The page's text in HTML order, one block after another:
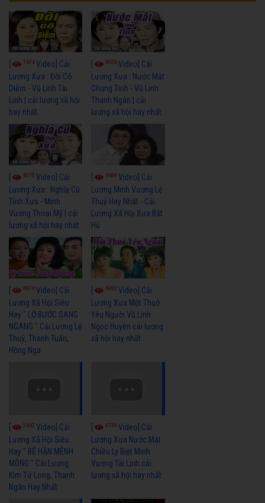
7674Video] Cải
Lương Xưa : Đời Cô
Diễm - Vũ Linh Tài
Linh | cải lương xã hội
hay nhất
6926Video] Cải
Lương Xưa : Nước Mắt
Chung Tình - Vũ Linh
Thanh Ngân | cải
lương xã hội hay nhất
6070 Video] Cải
Lương Xưa : Nghĩa Cũ
Tình Xưa - Minh
Vương Thoại Mỹ | cải
lương xã hội hay nhất
6688Video] Cải
Lương Minh Vương Lệ
Thuỷ Hay Nhất - Cải
Lương Xã Hội Xưa Bất
Hủ
6976Video] Cải
Lương Xã Hội Siêu
Hay " LỠ BƯỚC SANG
NGANG " Cải Lương Lệ
Thuỷ, Thanh Tuấn,
Hồng Nga
6392Video] Cải
Lương Xưa Một Thuở
Yêu Người Vũ Linh
Ngọc Huyền cải lương
xã hội hay nhất
5462 Video] Cải
Lương Xã Hội Siêu
Hay " BỂ HẬN MÊNH
MÔNG " Cải Lương
Kim Tử Long, Thanh
Ngân Hay Nhất
5739Video] Cải
Lương Xưa Nước Mắt
Chiều Ly Biệt Minh
Vương Tài Linh cải
lương xã hội hay nhất